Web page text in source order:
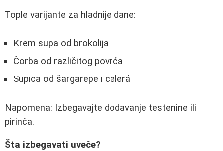
Tople varijante za hladnije dane:
Krem supa od brokolija
Čorba od različitog povrća
Supica od šargarepe i celerá
Napomena: Izbegavajte dodavanje testenine ili
pirinča.
Šta izbegavati uveče?